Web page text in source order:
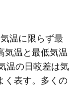
温に限らず最
気温と最低気温
温の日較差は気
く表す。多くの